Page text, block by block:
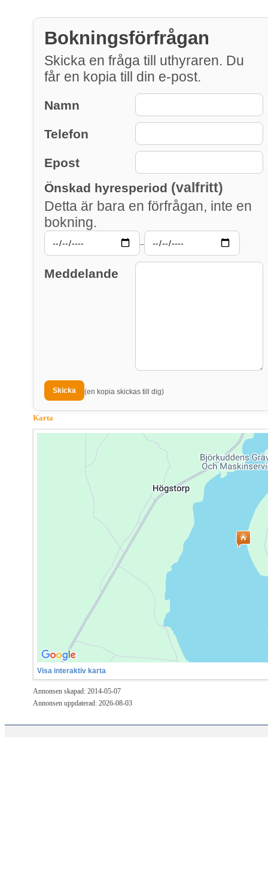
Bokningsförfrågan
Skicka en fråga till uthyraren. Du
får en kopia till din e-post.
Namn
Telefon
Epost
Önskad hyresperiod (valfritt)
Detta är bara en förfrågan, inte en
bokning.
–
Meddelande
(en kopia skickas till dig)
Karta
Visa interaktiv karta
Annonsen skapad: 2014-05-07
Annonsen uppdaterad: 2026-08-03